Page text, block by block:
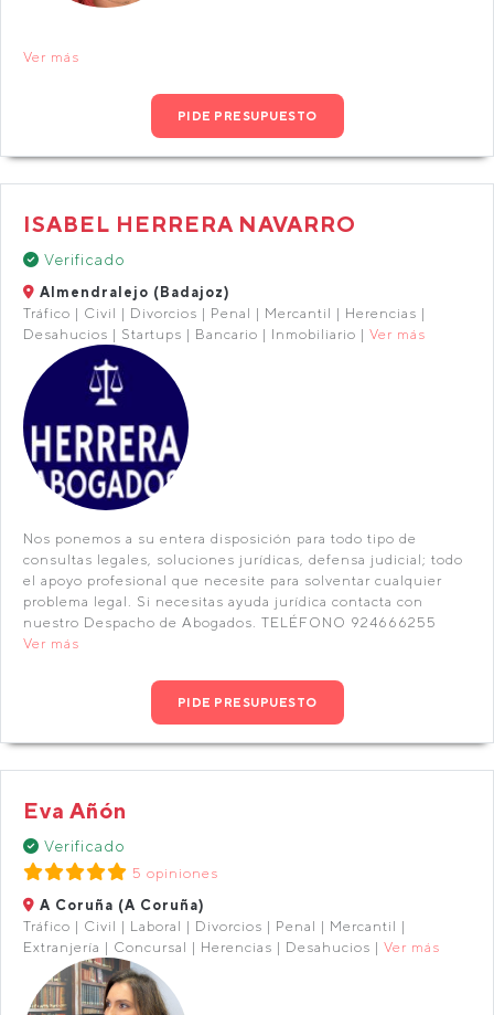
Ver más
PIDE PRESUPUESTO
ISABEL HERRERA NAVARRO
Verificado
Almendralejo (Badajoz)
Tráfico | Civil | Divorcios | Penal | Mercantil | Herencias |
Desahucios | Startups | Bancario | Inmobiliario | Ver más
Nos ponemos a su entera disposición para todo tipo de
consultas legales, soluciones jurídicas, defensa judicial; todo
el apoyo profesional que necesite para solventar cualquier
problema legal. Si necesitas ayuda jurídica contacta con
nuestro Despacho de Abogados. TELÉFONO 924666255
Ver más
PIDE PRESUPUESTO
Eva Añón
Verificado
5 opiniones
A Coruña (A Coruña)
Tráfico | Civil | Laboral | Divorcios | Penal | Mercantil |
Extranjería | Concursal | Herencias | Desahucios | Ver más